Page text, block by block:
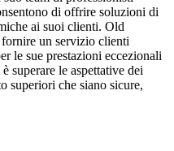
di offrire soluzioni di
ai suoi clienti. Old
un servizio clienti
le sue prestazioni eccezionali
superare le aspettative dei
superiori che siano sicure,